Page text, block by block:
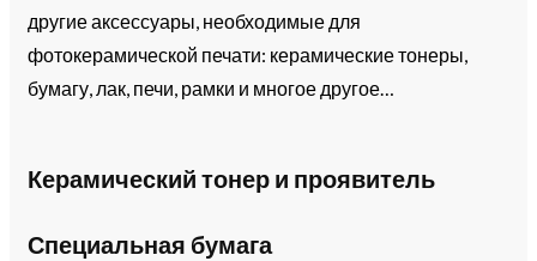
другие аксессуары, необходимые для
фотокерамической печати: керамические тонеры,
бумагу, лак, печи, рамки и многое другое…
Керамический тонер и проявитель
Специальная бумага